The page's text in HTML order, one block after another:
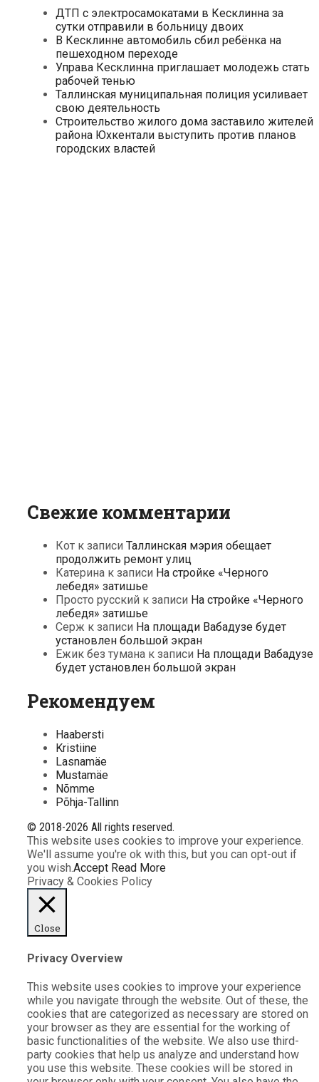
ДТП с электросамокатами в Кесклинна за
сутки отправили в больницу двоих
В Кесклинне автомобиль сбил ребёнка на
пешеходном переходе
Управа Кесклинна приглашает молодежь стать
рабочей тенью
Таллинская муниципальная полиция усиливает
свою деятельность
Строительство жилого дома заставило жителей
района Юхкентали выступить против планов
городских властей
Свежие комментарии
Кот к записи Таллинская мэрия обещает
продолжить ремонт улиц
Катерина к записи На стройке «Черного
лебедя» затишье
Просто русский к записи На стройке «Черного
лебедя» затишье
Серж к записи На площади Вабадузе будет
установлен большой экран
Ежик без тумана к записи На площади Вабадузе
будет установлен большой экран
Рекомендуем
Haabersti
Kristiine
Lasnamäe
Mustamäe
Nõmme
Põhja-Tallinn
© 2018-2026 All rights reserved.
This website uses cookies to improve your experience.
We'll assume you're ok with this, but you can opt-out if
you wish.Accept Read More
Privacy & Cookies Policy
Close
Privacy Overview
This website uses cookies to improve your experience
while you navigate through the website. Out of these, the
cookies that are categorized as necessary are stored on
your browser as they are essential for the working of
basic functionalities of the website. We also use third-
party cookies that help us analyze and understand how
you use this website. These cookies will be stored in